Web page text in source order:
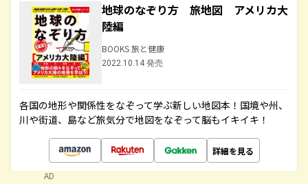
地球のなぞり方 旅地図 アメリカ大
陸編
BOOKS 旅と健康
2022.10.14 発売
各国の地形や関係性をなぞって学ぶ新しい地図本！国境や州、
川や街道、島など旅気分で地図をなぞって脳もイキイキ！
詳細を見る
AD